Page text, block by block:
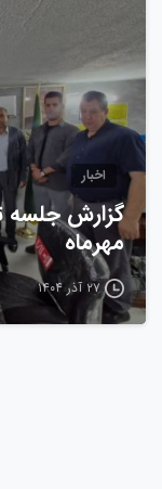
اخبار
گزارش جلسه
مهرماه
۲۷ آذر ۱۴۰۴